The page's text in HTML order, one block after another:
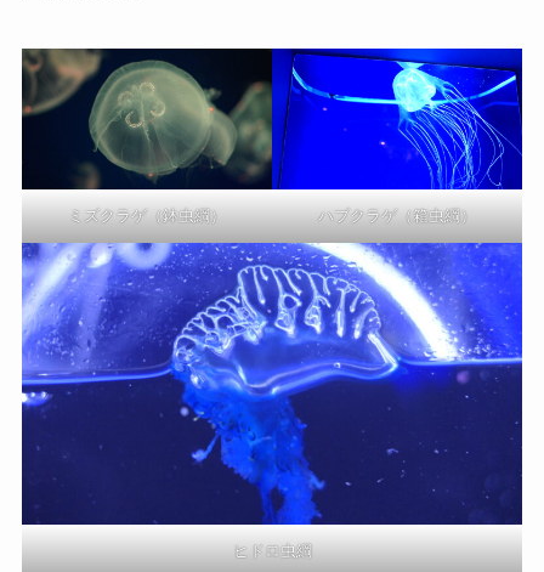
ミズクラゲ（鉢虫綱） ハブクラゲ（箱虫綱）
ヒドロ虫綱